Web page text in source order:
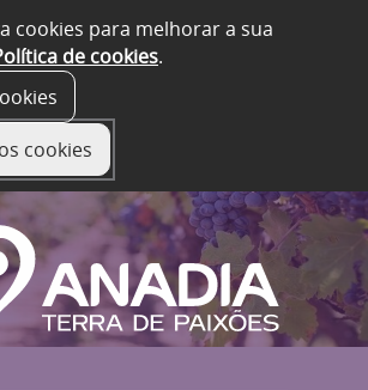
cookies para melhorar a sua
de cookies.
cookies